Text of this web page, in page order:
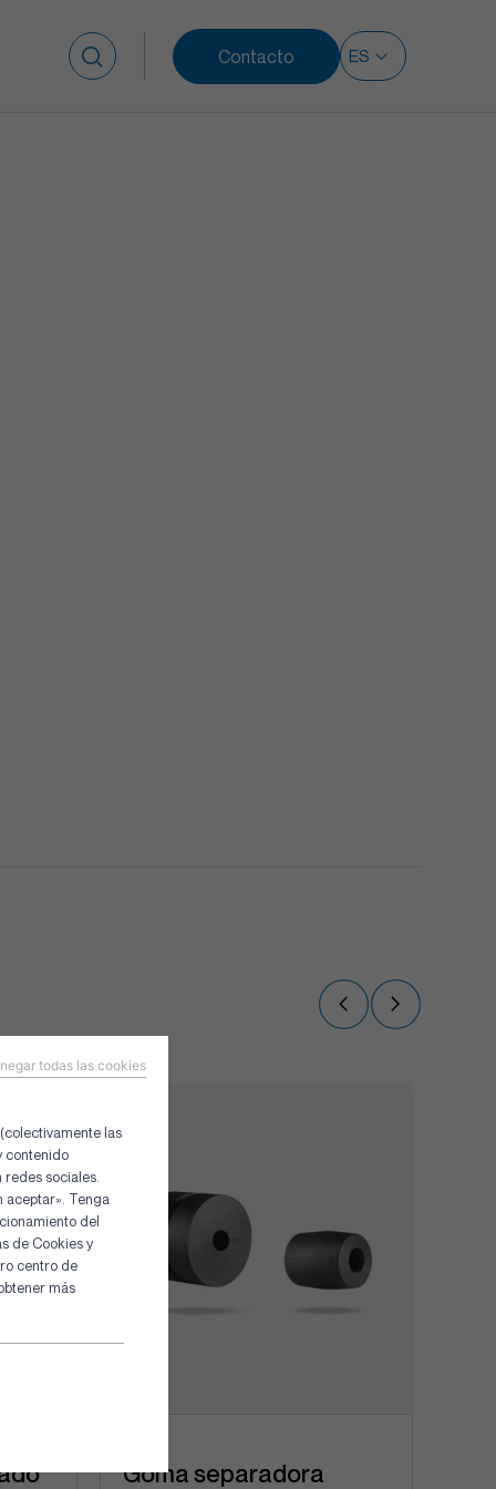
las
contenido
sociales.
aceptar». Tenga
del
de Cookies y
centro de
más
todas las cookies
Contacto
Goma separadora